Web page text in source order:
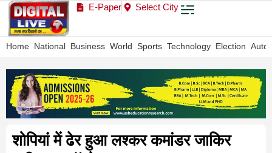
E-Paper Select City
Home National Business World Sports Technology Election Auto
शोपियां में ढेर हुआ लश्कर कमांडर जाकिर